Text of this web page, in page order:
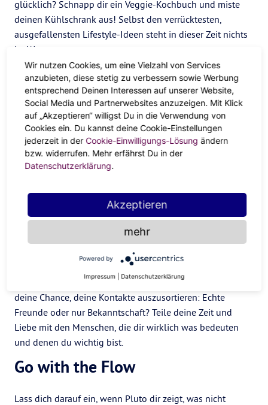
glücklich? Schnapp dir ein Veggie-Kochbuch und miste
deinen Kühlschrank aus! Selbst den verrücktesten,
ausgefallensten Lifestyle-Ideen steht in dieser Zeit nichts
im Weg.
Bring deine Beziehungen aufs
nächste Level
Pluto und Steinbock mischen auch dein Liebesleben
ordentlich auf. Sie zeigen schonungslos, worüber du und
dein Partner mal reden solltet. Kein Thema ist tabu!
Schmatzen beim Essen,Verdacht auf einen Fremdflirt
Klarheit. Und damit auch das Knistern zurück. Eine offene
Kommunikation vertieft eure Beziehung.
in Sachen Freundschaftist Pluto dein Reminder.
Rufst du nur aus Pflichtgefühl an oder schickst nur noch
belanglose Whatsapp alle paar Monate? Gibt es
jemanden, der genau das mit dir macht? Der Rückläufer ist
deine Chance, deine Kontakte auszusortieren: Echte
Freunde oder nur Bekanntschaft? Teile deine Zeit und
Liebe mit den Menschen, die dir wirklich was bedeuten
und denen du wichtig bist.
Go with the Flow
Lass dich darauf ein, wenn Pluto dir zeigt, was nicht
Wir nutzen Cookies, um eine Vielzahl von Services
anzubieten, diese stetig zu verbessern sowie Werbung
entsprechend Deinen Interessen auf unserer Website,
Social Media und Partnerwebsites anzuzeigen. Mit Klick
auf „Akzeptieren“ willigst Du in die Verwendung von
Cookies ein. Du kannst deine Cookie-Einstellungen
jederzeit in der Cookie-Einwilligungs-Lösung ändern
bzw. widerrufen. Mehr erfährst Du in der
Datenschutzerklärung.
Akzeptieren
mehr
Powered by
Impressum Datenschutzerklärung